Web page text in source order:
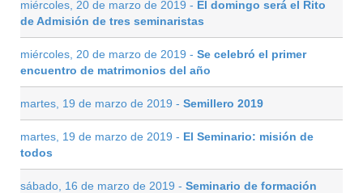
miércoles, 20 de marzo de 2019 - El domingo será el Rito
de Admisión de tres seminaristas
miércoles, 20 de marzo de 2019 - Se celebró el primer
encuentro de matrimonios del año
martes, 19 de marzo de 2019 - Semillero 2019
martes, 19 de marzo de 2019 - El Seminario: misión de
todos
sábado, 16 de marzo de 2019 - Seminario de formación